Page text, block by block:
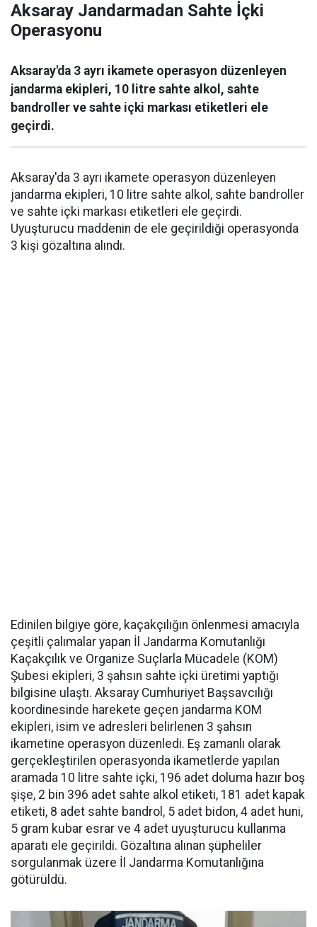
Aksaray Jandarmadan Sahte İçki
Operasyonu
Aksaray'da 3 ayrı ikamete operasyon düzenleyen
jandarma ekipleri, 10 litre sahte alkol, sahte
bandroller ve sahte içki markası etiketleri ele
geçirdi.
Aksaray'da 3 ayrı ikamete operasyon düzenleyen
jandarma ekipleri, 10 litre sahte alkol, sahte bandroller
ve sahte içki markası etiketleri ele geçirdi.
Uyuşturucu maddenin de ele geçirildiği operasyonda
3 kişi gözaltına alındı.
Edinilen bilgiye göre, kaçakçılığın önlenmesi amacıyla
çeşitli çalımalar yapan İl Jandarma Komutanlığı
Kaçakçılık ve Organize Suçlarla Mücadele (KOM)
Şubesi ekipleri, 3 şahsın sahte içki üretimi yaptığı
bilgisine ulaştı. Aksaray Cumhuriyet Başsavcılığı
koordinesinde harekete geçen jandarma KOM
ekipleri, isim ve adresleri belirlenen 3 şahsın
ikametine operasyon düzenledi. Eş zamanlı olarak
gerçekleştirilen operasyonda ikametlerde yapılan
aramada 10 litre sahte içki, 196 adet doluma hazır boş
şişe, 2 bin 396 adet sahte alkol etiketi, 181 adet kapak
etiketi, 8 adet sahte bandrol, 5 adet bidon, 4 adet huni,
5 gram kubar esrar ve 4 adet uyuşturucu kullanma
aparatı ele geçirildi. Gözaltına alınan şüpheliler
sorgulanmak üzere İl Jandarma Komutanlığına
götürüldü.